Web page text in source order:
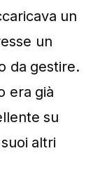
un
un
da gestire.
era già
su
altri